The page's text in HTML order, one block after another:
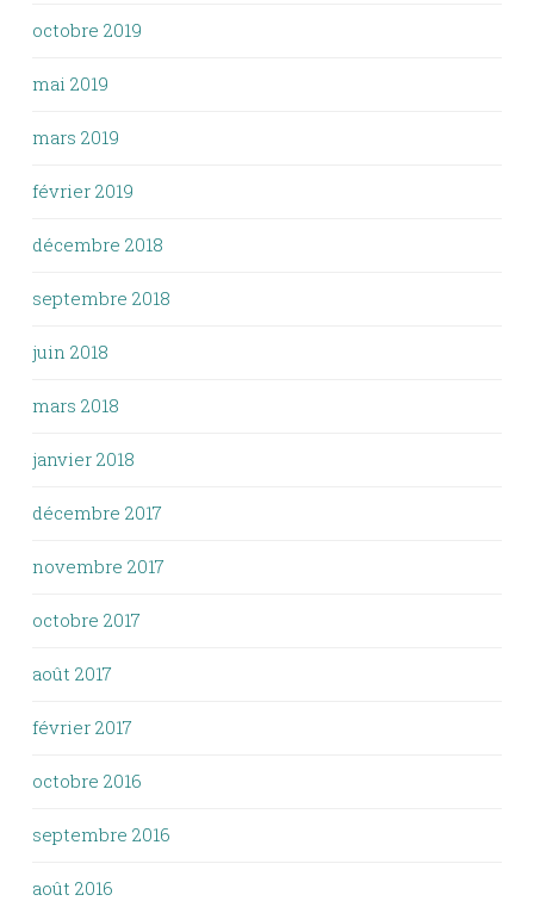
octobre 2019
mai 2019
mars 2019
février 2019
décembre 2018
septembre 2018
juin 2018
mars 2018
janvier 2018
décembre 2017
novembre 2017
octobre 2017
août 2017
février 2017
octobre 2016
septembre 2016
août 2016